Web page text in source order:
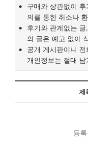
구매와 상관없이
의를 통한 취소나
후기와 관계없는
의 글은 예고 없이
공개 게시판이니
개인정보는 절대
제
등